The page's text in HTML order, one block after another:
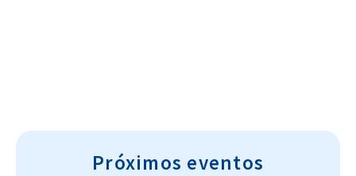
Próximos eventos